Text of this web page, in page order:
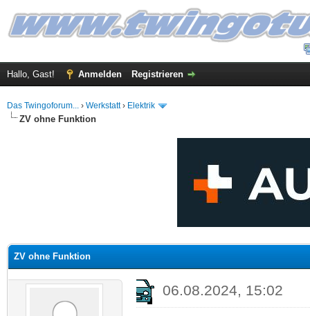
Hallo, Gast! Anmelden Registrieren
Das Twingoforum... › Werkstatt› Elektrik
ZV ohne Funktion
ZV ohne Funktion
06.08.2024, 15:02